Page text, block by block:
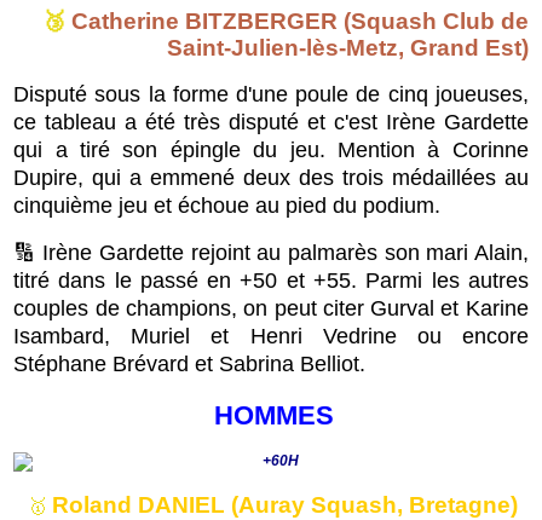
🥉 Catherine BITZBERGER (Squash Club de
Saint-Julien-lès-Metz, Grand Est)
Disputé sous la forme d'une poule de cinq joueuses,
ce tableau a été très disputé et c'est Irène Gardette
qui a tiré son épingle du jeu. Mention à Corinne
Dupire, qui a emmené deux des trois médaillées au
cinquième jeu et échoue au pied du podium.
🔢 Irène Gardette rejoint au palmarès son mari Alain,
titré dans le passé en +50 et +55. Parmi les autres
couples de champions, on peut citer Gurval et Karine
Isambard, Muriel et Henri Vedrine ou encore
Stéphane Brévard et Sabrina Belliot.
HOMMES
🥇 Roland DANIEL (Auray Squash, Bretagne)